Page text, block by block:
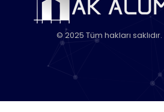
© 2025 Tüm hakları saklıdır.